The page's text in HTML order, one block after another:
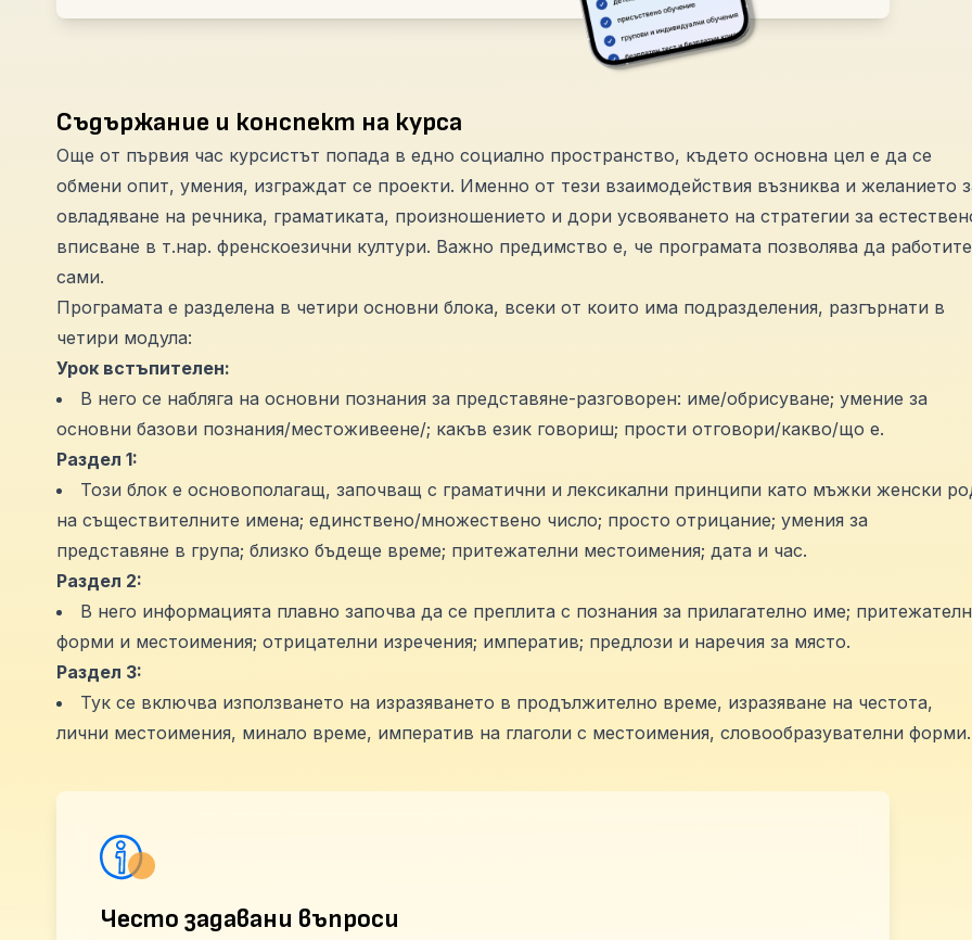
Съдържание и конспект на курса
Още от първия час курсистът попада в едно социално пространство, където основна цел е да се
обмени опит, умения, изграждат се проекти. Именно от тези взаимодействия възниква и желанието
овладяване на речника, граматиката, произношението и дори усвояването на стратегии за
вписване в т.нар. френскоезични култури. Важно предимство е, че програмата позволява да работите
сами.
Програмата е разделена в четири основни блока, всеки от които има подразделения, разгърнати в
четири модула:
Урок встъпителен:
В него се набляга на основни познания за представяне-разговорен: име/обрисуване; умение за
основни базови познания/местоживеене/; какъв език говориш; прости отговори/какво/що е.
Раздел 1:
Този блок е основополагащ, започващ с граматични и лексикални принципи като мъжки женски
на съществителните имена; единствено/множествено число; просто отрицание; умения за
представяне в група; близко бъдеще време; притежателни местоимения; дата и час.
Раздел 2:
В него информацията плавно започва да се преплита с познания за прилагателно име;
форми и местоимения; отрицателни изречения; императив; предлози и наречия за място.
Раздел 3:
Тук се включва използването на изразяването в продължително време, изразяване на честота,
лични местоимения, минало време, императив на глаголи с местоимения, словообразувателни форми.
Често задавани въпроси